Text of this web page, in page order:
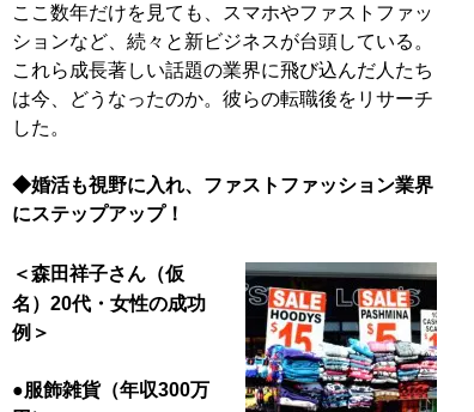
ここ数年だけを見ても、スマホやファストファッ
ションなど、続々と新ビジネスが台頭している。
これら成長著しい話題の業界に飛び込んだ人たち
は今、どうなったのか。彼らの転職後をリサーチ
した。
◆婚活も視野に入れ、ファストファッション業界
にステップアップ！
＜森田祥子さん（仮
名）20代・女性の成功
例＞
●服飾雑貨（年収300万